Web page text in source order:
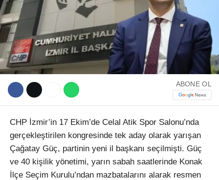
ABONE OL
CHP İzmir’in 17 Ekim’de Celal Atik Spor Salonu’nda
gerçekleştirilen kongresinde tek aday olarak yarışan
Çağatay Güç, partinin yeni il başkanı seçilmişti. Güç
ve 40 kişilik yönetimi, yarın sabah saatlerinde Konak
İlçe Seçim Kurulu’ndan mazbatalarını alarak resmen